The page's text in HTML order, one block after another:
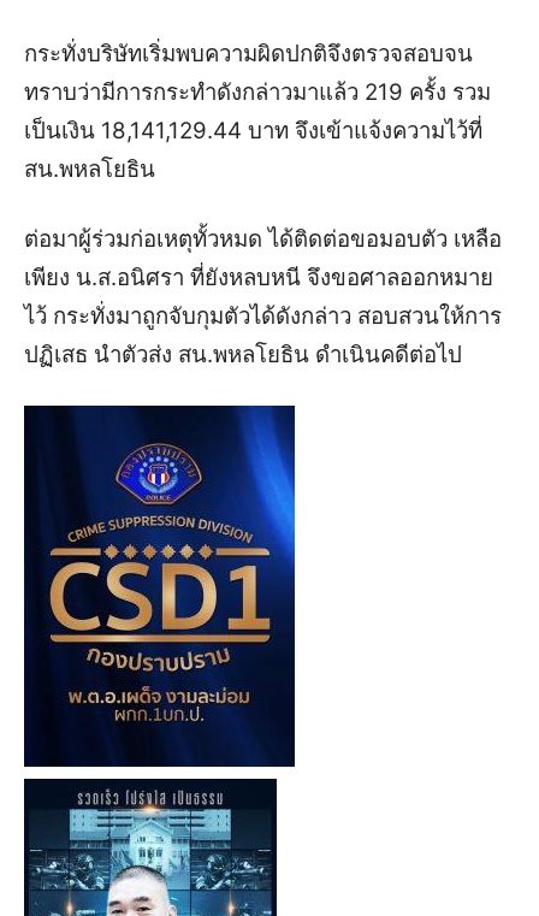
กระทั่งบริษัทเริ่มพบความผิดปกติจึงตรวจสอบจน
ทราบว่ามีการกระทำดังกล่าวมาแล้ว 219 ครั้ง รวม
เป็นเงิน 18,141,129.44 บาท จึงเข้าแจ้งความไว้ที่
สน.พหลโยธิน
ต่อมาผู้ร่วมก่อเหตุทั้วหมด ได้ติดต่อขอมอบตัว เหลือ
เพียง น.ส.อนิศรา ที่ยังหลบหนี จึงขอศาลออกหมาย
ไว้ กระทั่งมาถูกจับกุมตัวได้ดังกล่าว สอบสวนให้การ
ปฏิเสธ นำตัวส่ง สน.พหลโยธิน ดำเนินคดีต่อไป